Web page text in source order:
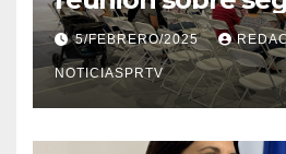
Reparto
5/FEBRERO/2025
NOTICIASPRTV